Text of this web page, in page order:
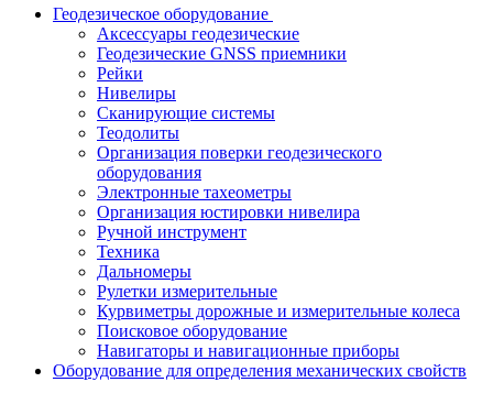
Геодезическое оборудование
Аксессуары геодезические
Геодезические GNSS приемники
Рейки
Нивелиры
Сканирующие системы
Теодолиты
Организация поверки геодезического
оборудования
Электронные тахеометры
Организация юстировки нивелира
Ручной инструмент
Техника
Дальномеры
Рулетки измерительные
Курвиметры дорожные и измерительные колеса
Поисковое оборудование
Навигаторы и навигационные приборы
Оборудование для определения механических свойств